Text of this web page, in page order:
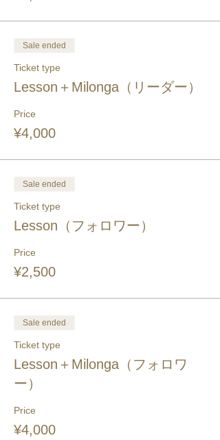
Sale ended
Ticket type
Lesson＋Milonga（リーダー）
Price
¥4,000
Sale ended
Ticket type
Lesson（フォロワー）
Price
¥2,500
Sale ended
Ticket type
Lesson＋Milonga（フォロワ
ー）
Price
¥4,000